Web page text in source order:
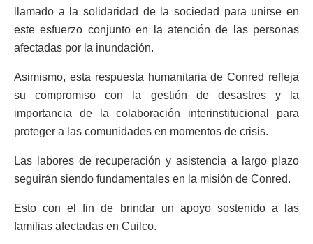
llamado a la solidaridad de la sociedad para unirse en
este esfuerzo conjunto en la atención de las personas
afectadas por la inundación.
Asimismo, esta respuesta humanitaria de Conred refleja
su compromiso con la gestión de desastres y la
importancia de la colaboración interinstitucional para
proteger a las comunidades en momentos de crisis.
Las labores de recuperación y asistencia a largo plazo
seguirán siendo fundamentales en la misión de Conred.
Esto con el fin de brindar un apoyo sostenido a las
familias afectadas en Cuilco.